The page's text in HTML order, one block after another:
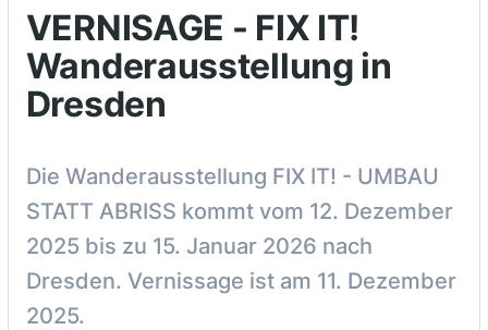
VERNISAGE - FIX IT!
Wanderausstellung in
Dresden
‍Die Wanderausstellung FIX IT! - UMBAU
STATT ABRISS kommt vom 12. Dezember
2025 bis zu 15. Januar 2026 nach
Dresden. Vernissage ist am 11. Dezember
2025.